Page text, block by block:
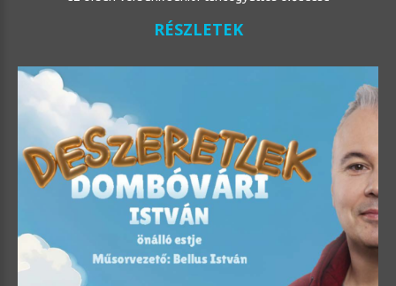
RÉSZLETEK